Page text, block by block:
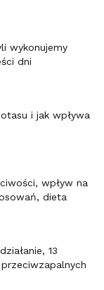
wykonujemy
dni
i jak wpływa
wpływ na
dieta
13